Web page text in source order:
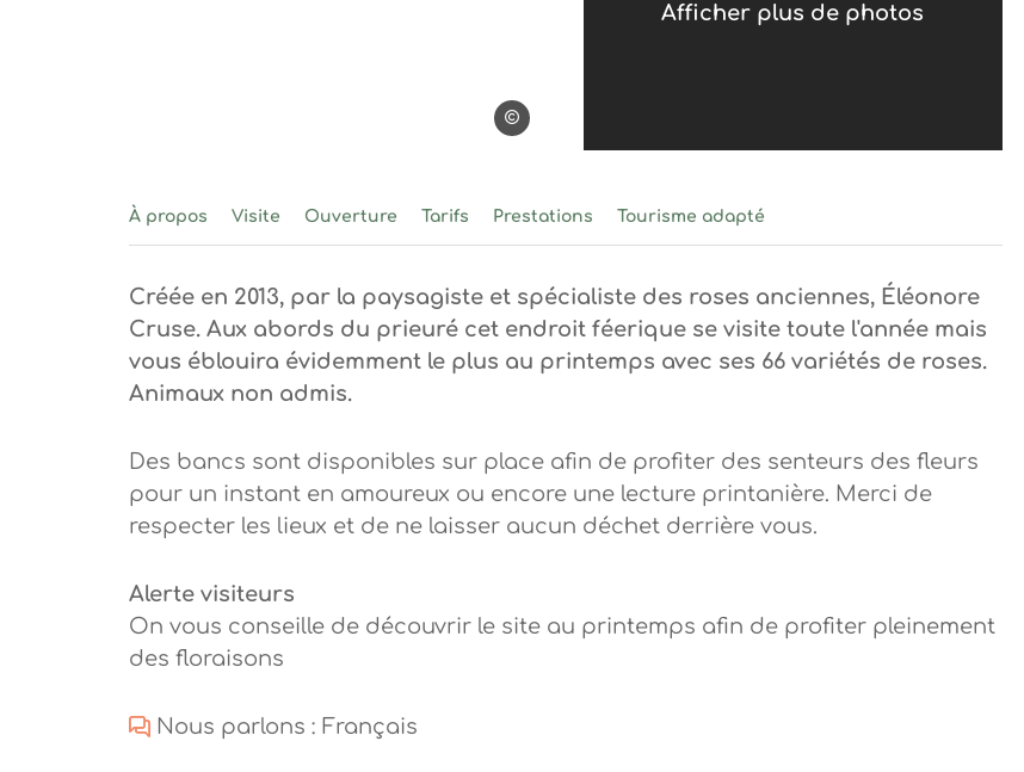
©sourcesetvolcans
Afficher plus de photos
À propos Visite Ouverture Tarifs Prestations Tourisme adapté
Créée en 2013, par la paysagiste et spécialiste des roses anciennes, Éléonore
Cruse. Aux abords du prieuré cet endroit féerique se visite toute l'année mais
vous éblouira évidemment le plus au printemps avec ses 66 variétés de roses.
Animaux non admis.
Des bancs sont disponibles sur place afin de profiter des senteurs des fleurs
pour un instant en amoureux ou encore une lecture printanière. Merci de
respecter les lieux et de ne laisser aucun déchet derrière vous.
Alerte visiteurs
On vous conseille de découvrir le site au printemps afin de profiter pleinement
des floraisons
Nous parlons : Français